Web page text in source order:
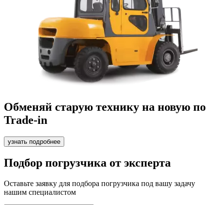
Обменяй старую технику на новую по
Trade-in
узнать подробнее
Подбор погрузчика от эксперта
Оставьте заявку для подбора погрузчика под вашу задачу
нашим специалистом